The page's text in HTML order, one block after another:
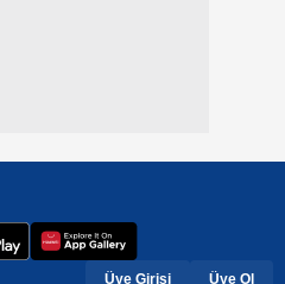
Üye Girişi Üye Ol